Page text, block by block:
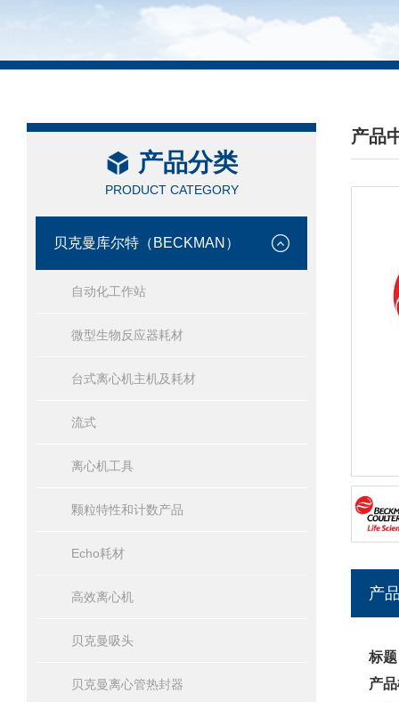
产品分类
PRODUCT CATEGORY
贝克曼库尔特（BECKMAN）
自动化工作站
微型生物反应器耗材
台式离心机主机及耗材
流式
离心机工具
颗粒特性和计数产品
Echo耗材
高效离心机
贝克曼吸头
贝克曼离心管热封器
产品
/
产
标
产